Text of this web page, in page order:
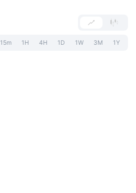
15m 1H 4H 1D 1W 3M 1Y